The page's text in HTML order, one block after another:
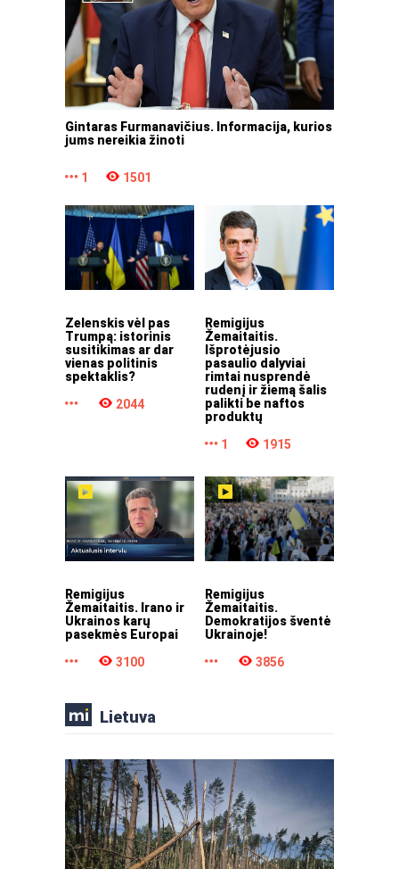
Gintaras Furmanavičius. Informacija, kurios
jums nereikia žinoti
1 1501
Zelenskis vėl pas
Trumpą: istorinis
susitikimas ar dar
vienas politinis
spektaklis?
2044
Remigijus
Žemaitaitis.
Išprotėjusio
pasaulio dalyviai
rimtai nusprendė
rudenį ir žiemą šalis
palikti be naftos
produktų
1
1915
Remigijus
Žemaitaitis. Irano ir
Ukrainos karų
pasekmės Europai
3100
Remigijus
Žemaitaitis.
Demokratijos šventė
Ukrainoje!
3856
Lietuva